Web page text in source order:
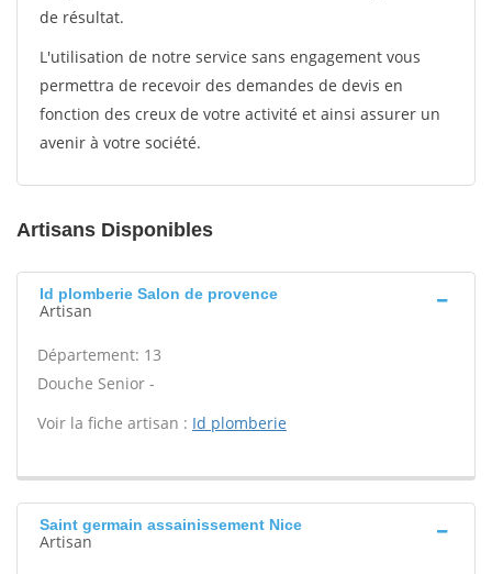
de résultat.
L'utilisation de notre service sans engagement vous
permettra de recevoir des demandes de devis en
fonction des creux de votre activité et ainsi assurer un
avenir à votre société.
Artisans Disponibles
Id plomberie Salon de provence
Artisan
Département: 13
Douche Senior -
Voir la fiche artisan : Id plomberie
Saint germain assainissement Nice
Artisan